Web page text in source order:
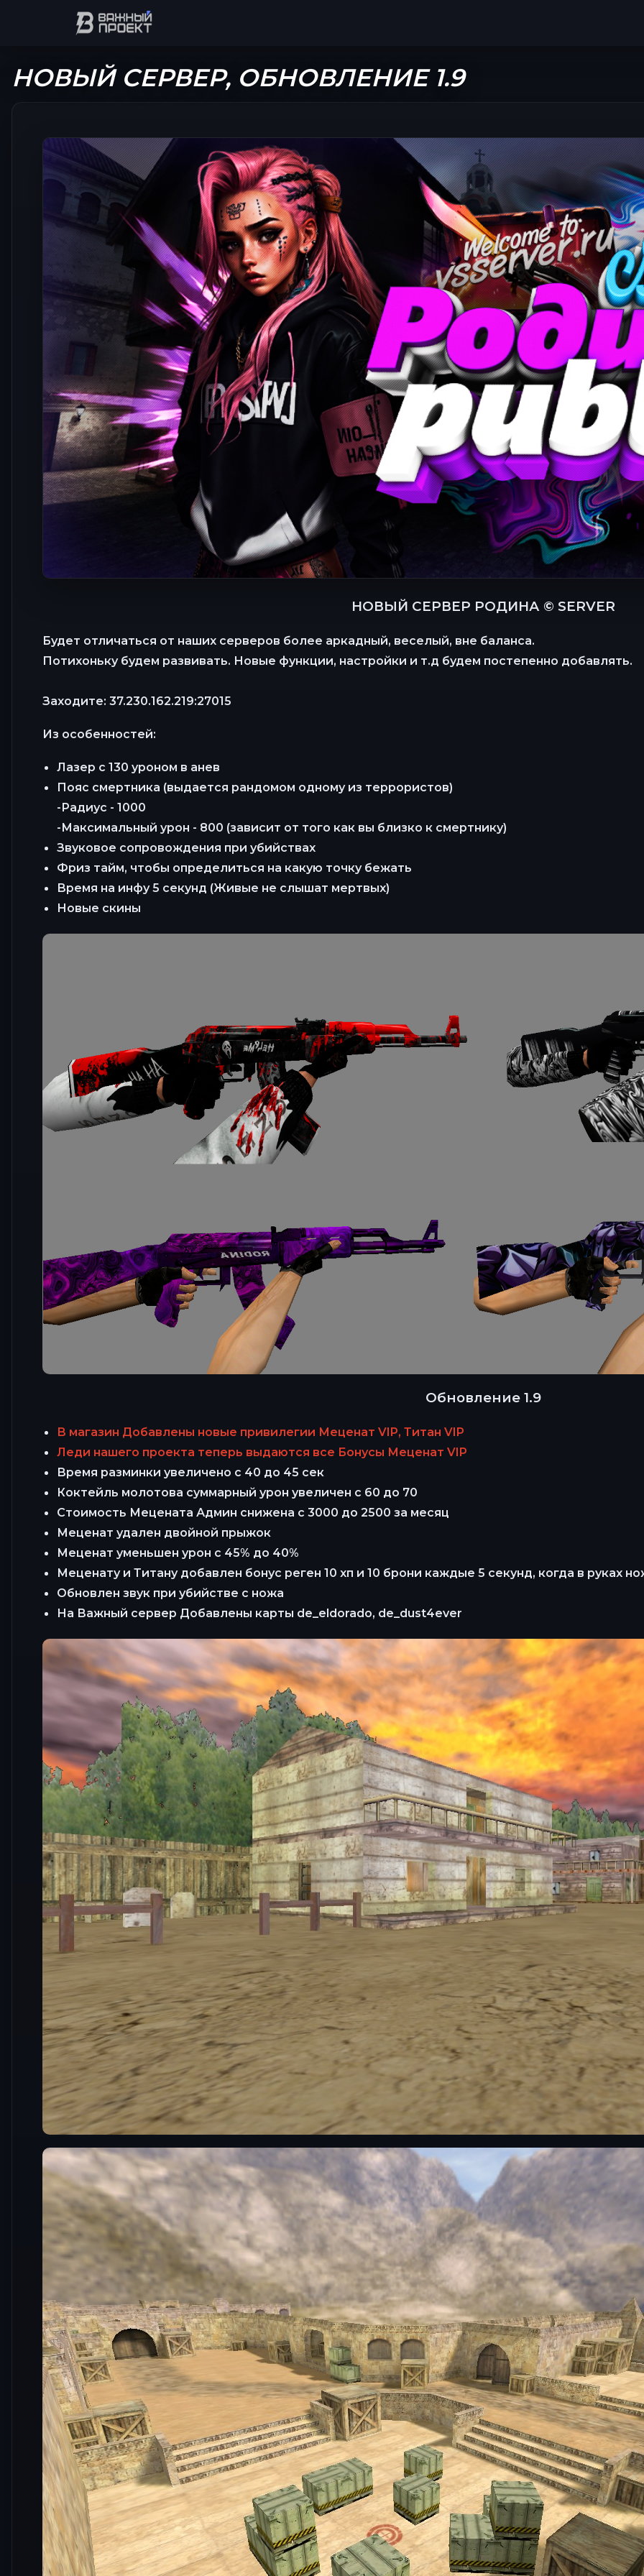
НОВЫЙ СЕРВЕР, ОБНОВЛЕНИЕ 1.9
НОВЫЙ СЕРВЕР РОДИНА © SERVER
Будет отличаться от наших серверов более аркадный, веселый, вне баланса.
Потихоньку будем развивать. Новые функции, настройки и т.д будем постепенно добавлять.
Заходите: 37.230.162.219:27015
Из особенностей:
Лазер с 130 уроном в анев
Пояс смертника (выдается рандомом одному из террористов)
-Радиус - 1000
-Максимальный урон - 800 (зависит от того как вы близко к смертнику)
Звуковое сопровождения при убийствах
Фриз тайм, чтобы определиться на какую точку бежать
Время на инфу 5 секунд (Живые не слышат мертвых)
Новые скины
Обновление 1.9
В магазин Добавлены новые привилегии Меценат VIP, Титан VIP
Леди нашего проекта теперь выдаются все Бонусы Меценат VIP
Время разминки увеличено с 40 до 45 сек
Коктейль молотова суммарный урон увеличен с 60 до 70
Стоимость Мецената Админ снижена с 3000 до 2500 за месяц
Меценат удален двойной прыжок
Меценат уменьшен урон с 45% до 40%
Меценату и Титану добавлен бонус реген 10 хп и 10 брони каждые 5 секунд, когда в руках
Обновлен звук при убийстве с ножа
На Важный сервер Добавлены карты de_eldorado, de_dust4ever